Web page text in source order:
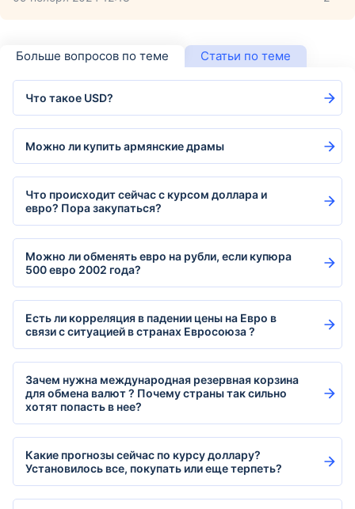
Больше вопросов по теме Статьи по теме
Что такое USD?
Можно ли купить армянские драмы
Что происходит сейчас с курсом доллара и
евро? Пора закупаться?
Можно ли обменять евро на рубли, если купюра
500 евро 2002 года?
Есть ли корреляция в падении цены на Евро в
связи с ситуацией в странах Евросоюза ?
Зачем нужна международная резервная корзина
для обмена валют ? Почему страны так сильно
хотят попасть в нее?
Какие прогнозы сейчас по курсу доллару?
Установилось все, покупать или еще терпеть?